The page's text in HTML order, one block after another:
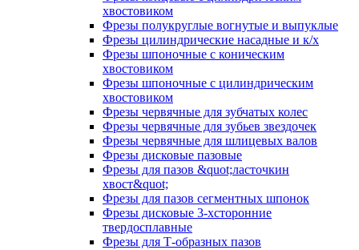
хвостовиком
Фрезы полукруглые вогнутые и выпуклые
Фрезы цилиндрические насадные и к/х
Фрезы шпоночные с коническим
хвостовиком
Фрезы шпоночные с цилиндрическим
хвостовиком
Фрезы червячные для зубчатых колес
Фрезы червячные для зубьев звездочек
Фрезы червячные для шлицевых валов
Фрезы дисковые пазовые
Фрезы для пазов &quot;ласточкин
хвост&quot;
Фрезы для пазов сегментных шпонок
Фрезы дисковые 3-хсторонние
твердосплавные
Фрезы для Т-образных пазов